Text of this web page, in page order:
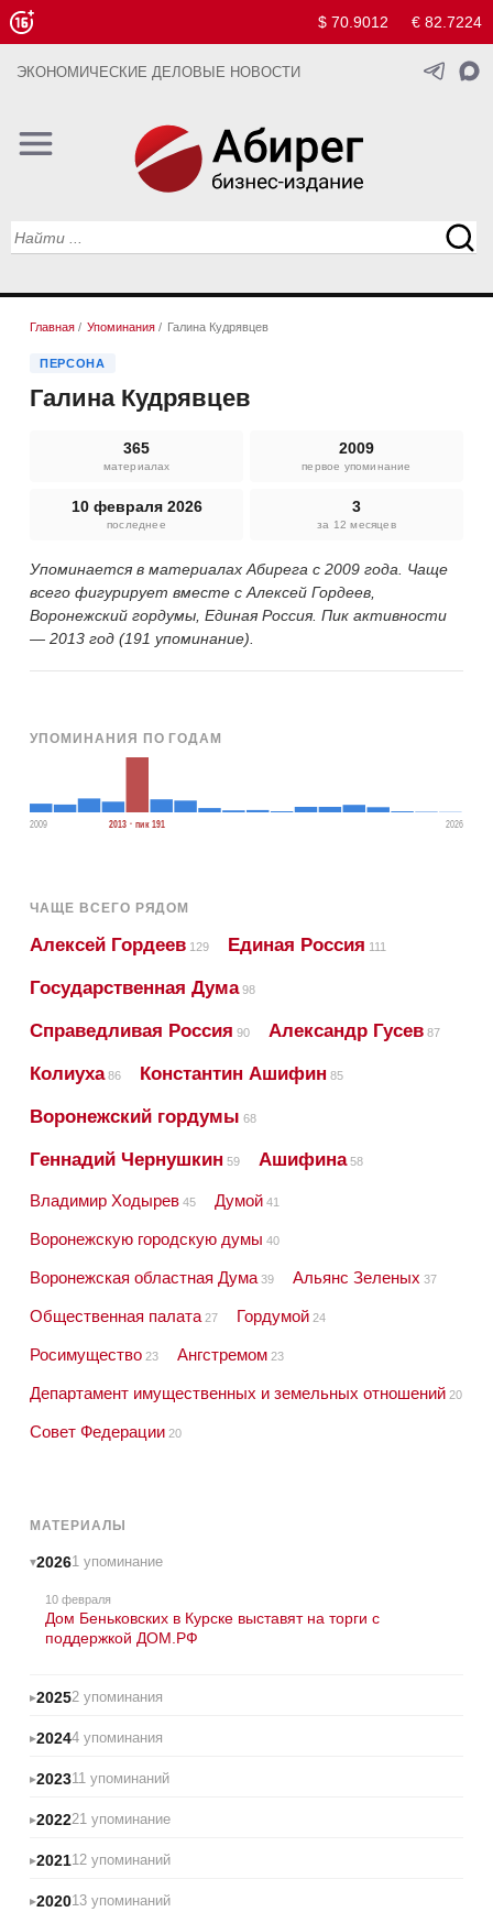
$ 70.9012 € 82.7224
ЭКОНОМИЧЕСКИЕ ДЕЛОВЫЕ НОВОСТИ
Главная / Упоминания / Галина Кудрявцев
ПЕРСОНА
Галина Кудрявцев
365
материалах
2009
первое упоминание
10 февраля 2026
последнее
3
за 12 месяцев
Упоминается в материалах Абирега с 2009 года. Чаще
всего фигурирует вместе с Алексей Гордеев,
Воронежский гордумы, Единая Россия. Пик активности
— 2013 год (191 упоминание).
УПОМИНАНИЯ ПО ГОДАМ
2009 2013 · пик 191 2026
ЧАЩЕ ВСЕГО РЯДОМ
Алексей Гордеев 129 Единая Россия 111
Государственная Дума98
Справедливая Россия 90 Александр Гусев 87
Колиуха86 Константин Ашифин 85
Воронежский гордумы 68
Геннадий Чернушкин 59 Ашифина58
Владимир Ходырев 45 Думой 41
Воронежскую городскую думы 40
Воронежская областная Дума 39 Альянс Зеленых 37
Общественная палата 27 Гордумой 24
Росимущество 23 Ангстремом 23
Департамент имущественных и земельных отношений 20
Совет Федерации 20
МАТЕРИАЛЫ
20261 упоминание
10 февраля
Дом Беньковских в Курске выставят на торги с
поддержкой ДОМ.РФ
20252 упоминания
20244 упоминания
202311 упоминаний
202221 упоминание
202112 упоминаний
202013 упоминаний